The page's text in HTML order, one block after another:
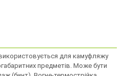
для камуфляжу
предметів. Може бути